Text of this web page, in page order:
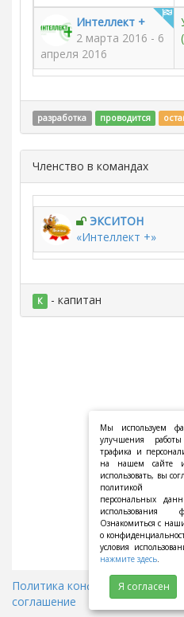
Интеллект +
2 марта 2016 - 6
апреля 2016
разработка проводится
Членство в командах
ЭКСИТОН
«Интеллект +»
К - капитан
Политика конфиденциальности
соглашение
Мы используем
улучшения
трафика и
на нашем сайте
использовать, вы
политикой
персональных
использования
Ознакомиться с
о
условия
нажмите здесь.
Я согласен